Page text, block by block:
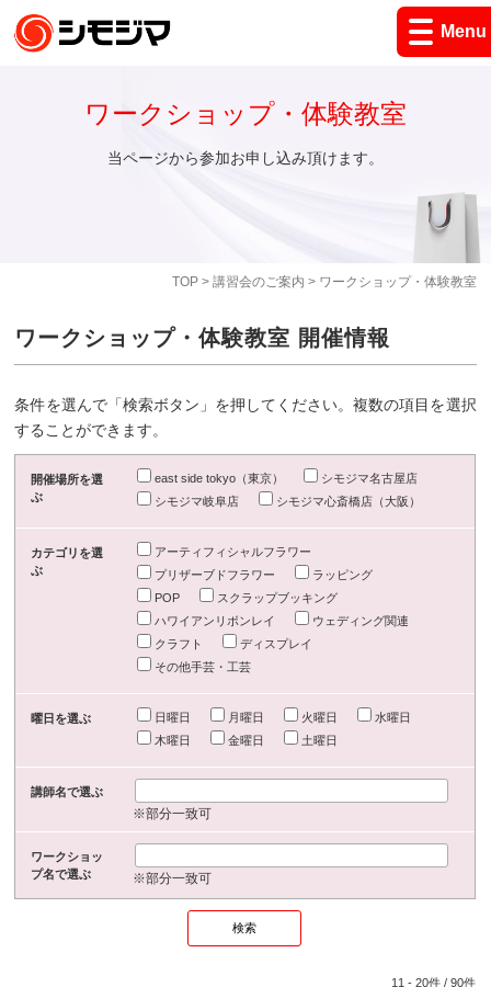
Menu
TOP> 講習会のご案内 > ワークショップ・体験教室
ワークショップ・体験教室
当ページから参加お申し込み頂けます。
ワークショップ・体験教室 開催情報
条件を選んで「検索ボタン」を押してください。複数の項目を選択
することができます。
開催場所を選
ぶ
east side tokyo（東京）
シモジマ名古屋店
シモジマ岐阜店
シモジマ心斎橋店（大阪）
カテゴリを選
ぶ
アーティフィシャルフラワー
プリザーブドフラワー
ラッピング
POP
スクラップブッキング
ハワイアンリボンレイ
ウェディング関連
クラフト
ディスプレイ
その他手芸・工芸
曜日を選ぶ 日曜日 月曜日 火曜日
水曜日
木曜日
金曜日 土曜日
講師名で選ぶ
※部分一致可
ワークショッ
プ名で選ぶ
※部分一致可
11 -20件 /90件